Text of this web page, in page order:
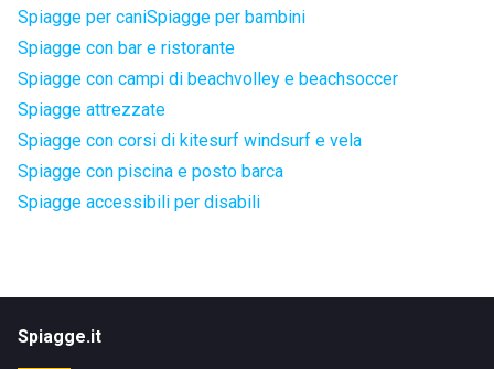
Spiagge per caniSpiagge per bambini
Spiagge con bar e ristorante
Spiagge con campi di beachvolley e beachsoccer
Spiagge attrezzate
Spiagge con corsi di kitesurf windsurf e vela
Spiagge con piscina e posto barca
Spiagge accessibili per disabili
Spiagge.it